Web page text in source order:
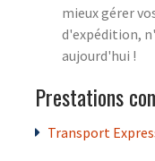
mieux gérer
d'expédition,
aujourd'hui !
Prestations
Transport